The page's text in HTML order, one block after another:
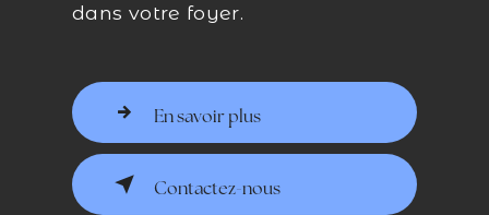
dans votre foyer.
En savoir plus
Contactez-nous